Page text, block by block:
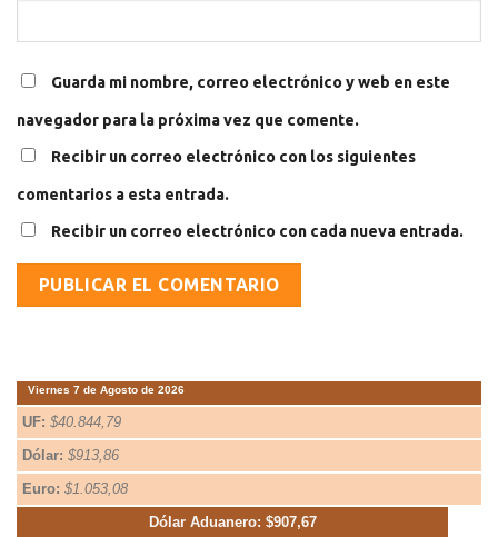
Guarda mi nombre, correo electrónico y web en este
navegador para la próxima vez que comente.
Recibir un correo electrónico con los siguientes
comentarios a esta entrada.
Recibir un correo electrónico con cada nueva entrada.
Viernes 7 de Agosto de 2026
UF: $40.844,79
Dólar: $913,86
Euro: $1.053,08
Dólar Aduanero: $907,67